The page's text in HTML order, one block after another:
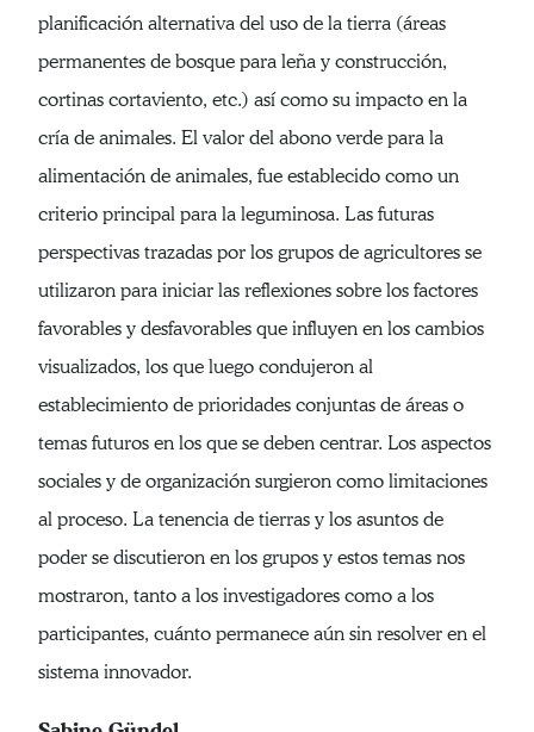
planificación alternativa del uso de la tierra (áreas
permanentes de bosque para leña y construcción,
cortinas cortaviento, etc.) así como su impacto en la
cría de animales. El valor del abono verde para la
alimentación de animales, fue establecido como un
criterio principal para la leguminosa. Las futuras
perspectivas trazadas por los grupos de agricultores se
utilizaron para iniciar las reflexiones sobre los factores
favorables y desfavorables que influyen en los cambios
visualizados, los que luego condujeron al
establecimiento de prioridades conjuntas de áreas o
temas futuros en los que se deben centrar. Los aspectos
sociales y de organización surgieron como limitaciones
al proceso. La tenencia de tierras y los asuntos de
poder se discutieron en los grupos y estos temas nos
mostraron, tanto a los investigadores como a los
participantes, cuánto permanece aún sin resolver en el
sistema innovador.